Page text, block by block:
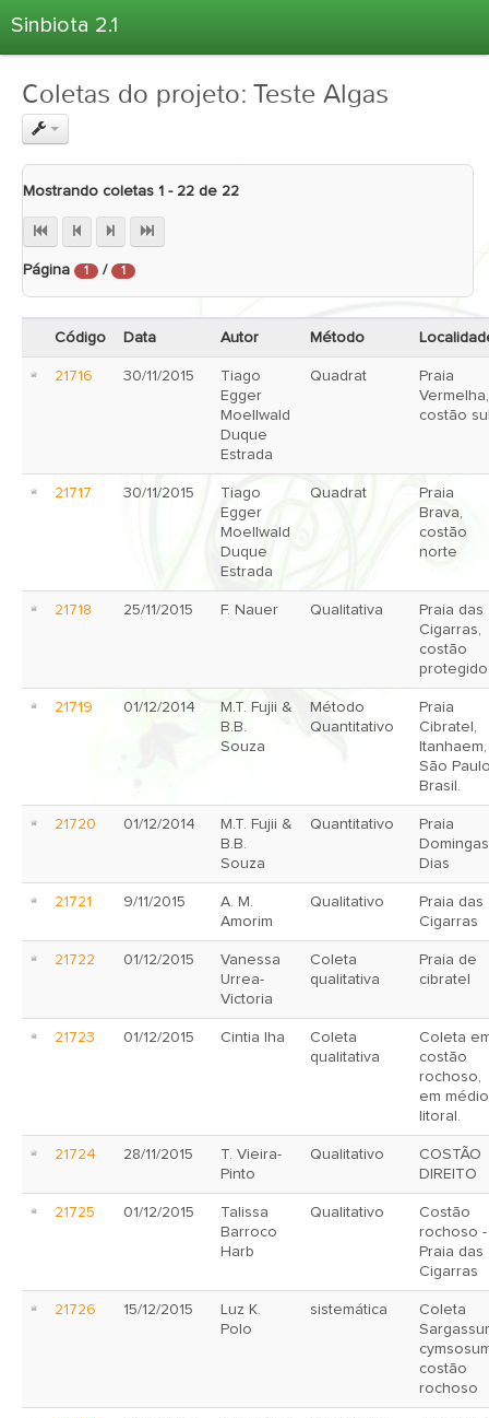
Sinbiota 2.1
Informações Ambientais
Árvore Taxonômica
Atlas 2.1
Sobre o Sinbiota
Login
Coletas do projeto: Teste Algas
Mostrando coletas 1 - 22 de 22
Página 1 / 1
Código Data Autor Método
21716 30/11/2015
Tiago
Egger
Moellwald
Duque
Estrada
Quadrat
Praia
Vermelha,
costão
21717 30/11/2015
Tiago
Egger
Moellwald
Duque
Estrada
Quadrat
Praia
Brava,
costão
norte
21718 25/11/2015 F. Nauer Qualitativa
Praia das
Cigarras,
costão
protegido
21719 01/12/2014
M.T. Fujii &
B.B.
Souza
Método
Quantitativo
Praia
Cibratel,
Itanhaem,
São
Brasil.
21720 01/12/2014
M.T. Fujii &
B.B.
Souza
Quantitativo
Praia
Domingas
Dias
21721 9/11/2015
A. M.
Amorim
Qualitativo
Praia das
Cigarras
21722 01/12/2015
Vanessa
Urrea-
Victoria
Coleta
qualitativa
Praia de
cibratel
21723 01/12/2015 Cintia Iha
Coleta
qualitativa
Coleta
costão
rochoso,
em
litoral.
21724 28/11/2015
T. Vieira-
Pinto
Qualitativo
COSTÃO
DIREITO
21725 01/12/2015
Talissa
Barroco
Harb
Qualitativo
Costão
rochoso -
Praia das
Cigarras
21726 15/12/2015
Luz K.
Polo
sistemática
Coleta
costão
rochoso